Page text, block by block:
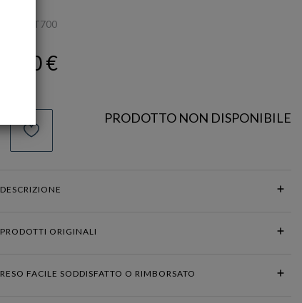
SUOT700
90,00 €
PRODOTTO NON DISPONIBILE
DESCRIZIONE
PRODOTTI ORIGINALI
RESO FACILE SODDISFATTO O RIMBORSATO